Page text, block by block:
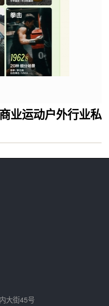
业运动户外行业私
大街45号